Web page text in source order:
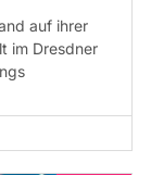
auf ihrer
im Dresdner